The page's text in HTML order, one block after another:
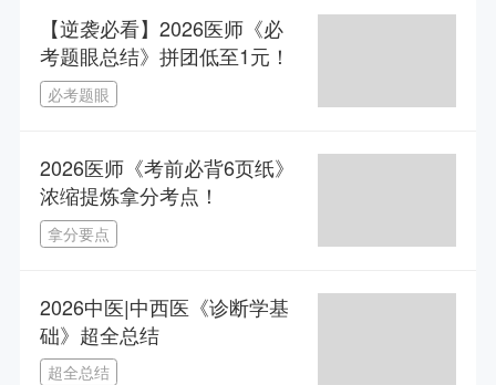
【逆袭必看】2026医师《必
考题眼总结》拼团低至1元！
必考题眼
2026医师《考前必背6页纸》
浓缩提炼拿分考点！
拿分要点
​2026中医|中西医《诊断学基
础》超全总结
超全总结
主讲人：网校老师 | 2026-08-12 19:00--20:30